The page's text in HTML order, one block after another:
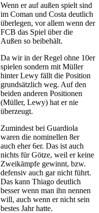
Wenn er auf außen spielt sind
im Coman und Costa deutlich
überlegen, vor allem wenn der
FCB das Spiel über die
Außen so beibehält.
Da wir in der Regel ohne 10er
spielen sondern mit Müller
hinter Lewy fällt die Position
grundsätzlich weg. Auf den
beiden anderen Positionen
(Müller, Lewy) hat er nie
überzeugt.
Zumindest bei Guardiola
waren die nominellen 8er
auch eher 6er. Das ist auch
nichts für Götze, weil er keine
Zweikämpfe gewinnt, bzw.
defensiv auch gar nicht führt.
Das kann Thiago deutlich
besser wenn man ihn nennen
will, auch wenn er nicht sein
bestes Jahr hatte.